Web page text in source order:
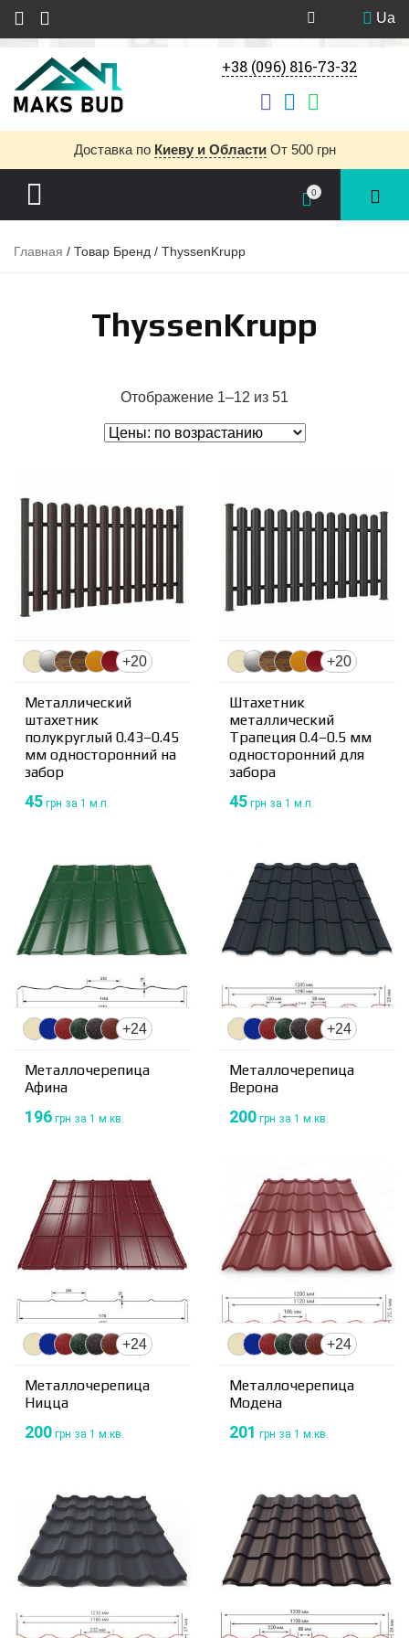
Ua
+38 (096) 816-73-32
Доставка по Киеву и Области От 500 грн
0
Главная / Товар Бренд / ThyssenKrupp
ThyssenKrupp
Отображение 1–12 из 51
+20
Металлический
штахетник
полукруглый 0.43–0.45
мм односторонний на
забор
45 грн за 1 м.п.
+20
Штахетник
металлический
Трапеция 0.4–0.5 мм
односторонний для
забора
45 грн за 1 м.п.
+24
Металлочерепица
Афина
196 грн за 1 м.кв.
+24
Металлочерепица
Верона
200 грн за 1 м.кв.
+24
Металлочерепица
Ницца
200 грн за 1 м.кв.
+24
Металлочерепица
Модена
201 грн за 1 м.кв.